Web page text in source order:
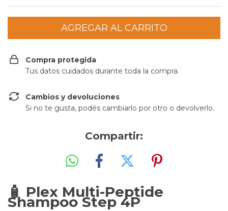
Compra protegida
Tus datos cuidados durante toda la compra.
Cambios y devoluciones
Si no te gusta, podés cambiarlo por otro o devolverlo.
Compartir:
🧴 Plex Multi-Peptide
Shampoo Step 4P